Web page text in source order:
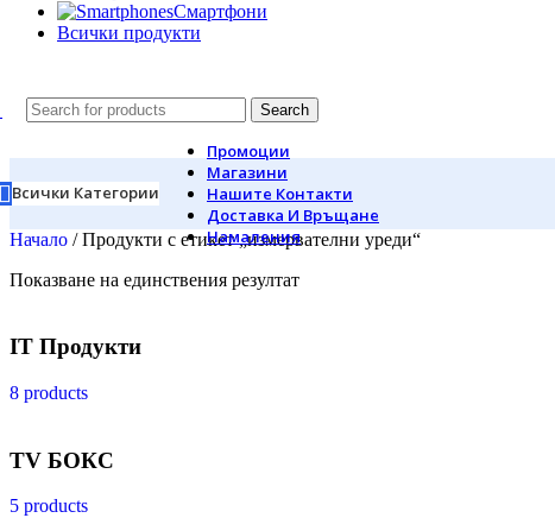
Смартфони
Всички продукти
Search
Всички Категории
Промоции
Магазини
Нашите Контакти
Доставка И Връщане
Намаления
Начало / Продукти с етикет „измервателни уреди“
Показване на единствения резултат
IT Продукти
8 products
TV БОКС
5 products